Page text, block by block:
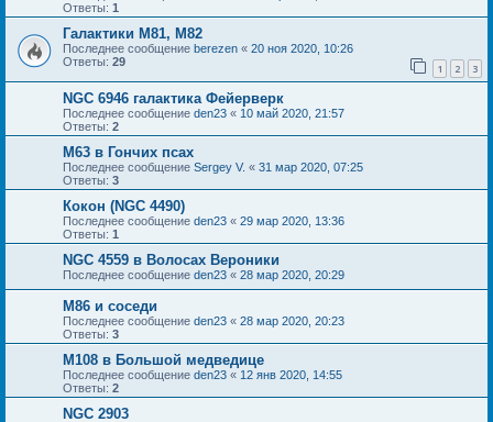
Ответы: 1
Галактики М81, М82
Последнее сообщение berezen « 20 ноя 2020, 10:26
Ответы: 29 1 2 3
NGC 6946 галактика Фейерверк
Последнее сообщение den23 « 10 май 2020, 21:57
Ответы: 2
M63 в Гончих псах
Последнее сообщение Sergey V. « 31 мар 2020, 07:25
Ответы: 3
Кокон (NGC 4490)
Последнее сообщение den23 « 29 мар 2020, 13:36
Ответы: 1
NGC 4559 в Волосах Вероники
Последнее сообщение den23 « 28 мар 2020, 20:29
M86 и соседи
Последнее сообщение den23 « 28 мар 2020, 20:23
Ответы: 3
M108 в Большой медведице
Последнее сообщение den23 « 12 янв 2020, 14:55
Ответы: 2
NGC 2903